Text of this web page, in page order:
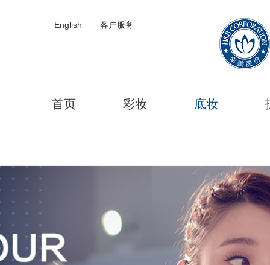
English 客户服务
首页 彩妆 底妆